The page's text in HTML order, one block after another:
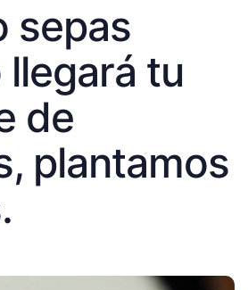
sepas
tu
de
plantamos